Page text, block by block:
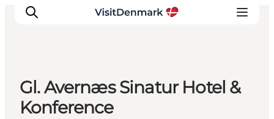
Inspirasjon
Gl. Avernæs Sinatur Hotel &
Konference